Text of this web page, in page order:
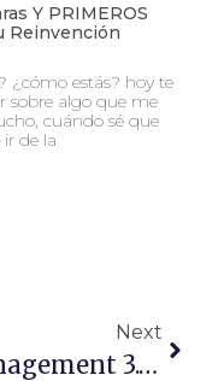
Y PRIMEROS
Reinvención
¿cómo estás? hoy te
sobre algo que me
cuándo sé que
de la
Next
Management 3.0: Algunas Herramientas. Parte 2